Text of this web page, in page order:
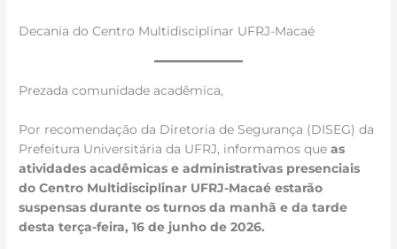
Decania do Centro Multidisciplinar UFRJ-Macaé
Prezada comunidade acadêmica,
Por recomendação da Diretoria de Segurança (DISEG) da
Prefeitura Universitária da UFRJ, informamos queas
atividades acadêmicas e administrativas presenciais
do Centro Multidisciplinar UFRJ-Macaé estarão
suspensas durante os turnos da manhã e da tarde
desta terça-feira, 16 de junho de 2026.